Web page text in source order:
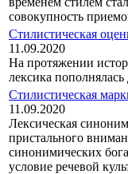
совокупность
Стилистическая
11.09.2020
На протяжении
лексика
Стилистическая
11.09.2020
Лексическая
пристального
синонимических
условие речевой